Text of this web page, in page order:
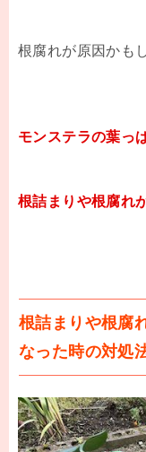
根腐れが原因かも
モンステラの葉っ
根詰まりや根腐れ
根詰まりや根腐
なった時の対処